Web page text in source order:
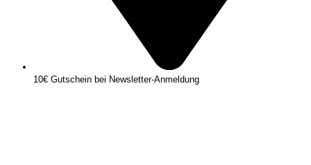
10€ Gutschein bei Newsletter-Anmeldung